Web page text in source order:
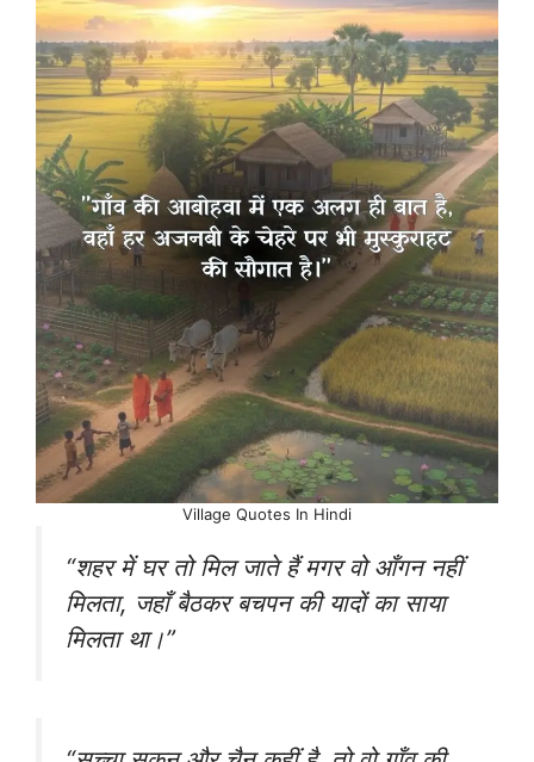
Village Quotes In Hindi
“शहर में घर तो मिल जाते हैं मगर वो आँगन नहीं
मिलता, जहाँ बैठकर बचपन की यादों का साया
मिलता था।”